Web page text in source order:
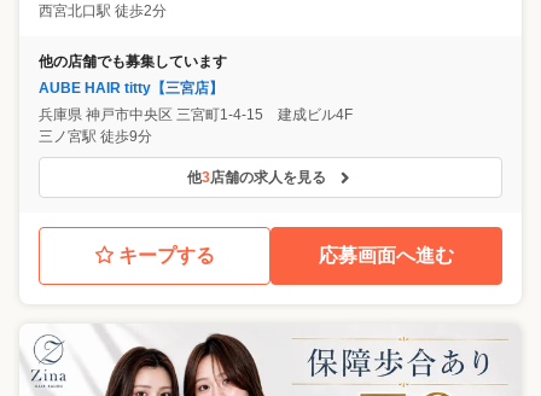
西宮北口駅 徒歩2分
他の店舗でも募集しています
AUBE HAIR titty【三宮店】
兵庫県 神戸市中央区 三宮町1-4-15 建成ビル4F
三ノ宮駅 徒歩9分
他3店舗の求人を見る
キープする 応募画面へ進む